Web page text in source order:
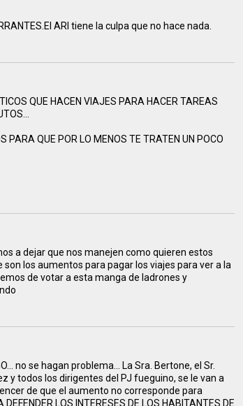
ARI tiene la culpa que no hace nada.
QUE HACEN VIAJES PARA HACER TAREAS
PARA QUE POR LO MENOS TE TRATEN UN POCO
a dejar que nos manejen como quieren estos
los aumentos para pagar los viajes para ver a la
de votar a esta manga de ladrones y
no se hagan problema... La Sra. Bertone, el Sr.
y todos los dirigentes del PJ fueguino, se le van a
de que el aumento no corresponde para
LOS INTERESES DE LOS HABITANTES DE